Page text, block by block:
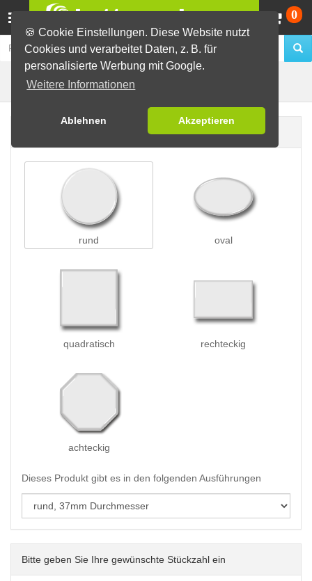
🍪 Cookie Einstellungen. Diese Website nutzt
Cookies und verarbeitet Daten, z. B. für
personalisierte Werbung mit Google.
Weitere Informationen
Ablehnen Akzeptieren
0
Buttons erstellen Butterfly-Buttons
rund oval
quadratisch rechteckig
achteckig
Dieses Produkt gibt es in den folgenden Ausführungen
Bitte geben Sie Ihre gewünschte Stückzahl ein